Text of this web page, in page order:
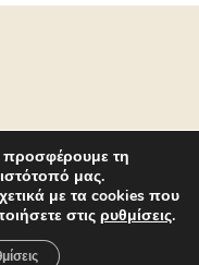
προσφέρουμε τη
μας.
με τα cookies που
στις ρυθμίσεις.